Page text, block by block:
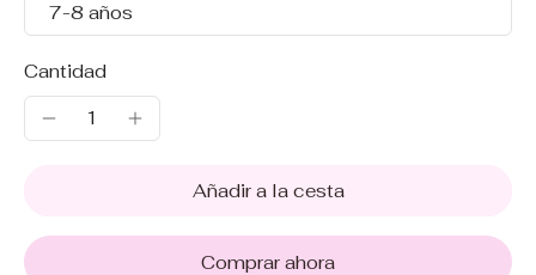
7-8 años
Cantidad
Añadir a la cesta
Comprar ahora